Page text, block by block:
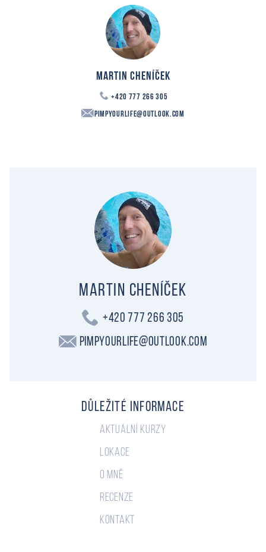
Martin Cheníček
+420 777 266 305
PimpYourLife@outlook.com
Martin Cheníček
+420 777 266 305
PimpYourLife@outlook.com
Důležité informace
Aktuální kurzy
Lokace
O mně
Recenze
Kontakt